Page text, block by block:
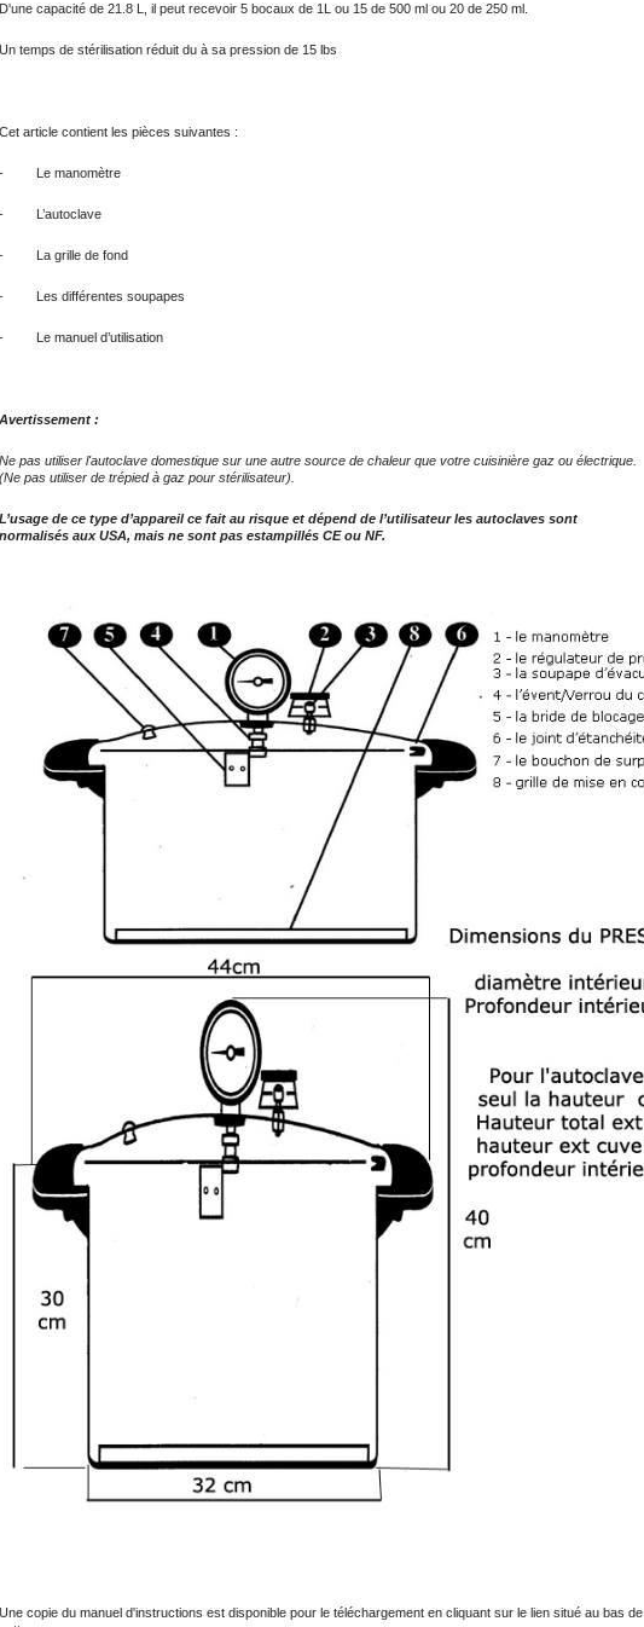
D'une capacité de 21.8 L, il peut recevoir 5 bocaux de 1L ou 15 de 500 ml ou 20 de 250 ml.
Un temps de stérilisation réduit du à sa pression de 15 lbs
Cet article contient les pièces suivantes :
- Le manomètre
- L’autoclave
- La grille de fond
- Les différentes soupapes
- Le manuel d’utilisation
Avertissement :
Ne pas utiliser l'autoclave domestique sur une autre source de chaleur que votre cuisinière gaz ou électrique.
(Ne pas utiliser de trépied à gaz pour stérilisateur).
L’usage de ce type d’appareil ce fait au risque et dépend de l’utilisateur les autoclaves sont
normalisés aux USA, mais ne sont pas estampillés CE ou NF.
Une copie du manuel d'instructions est disponible pour le téléchargement en cliquant sur le lien situé au bas de